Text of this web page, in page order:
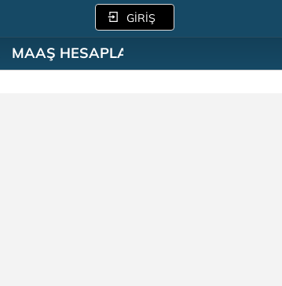
GİRİŞ
MAAŞ HESAPLAMA